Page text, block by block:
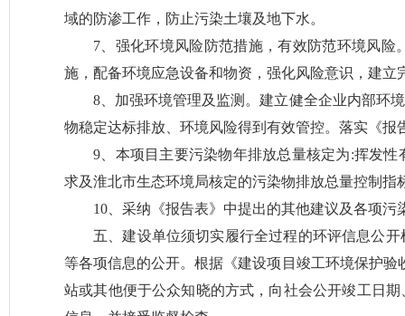
域的防渗工作，防止污染土壤及地下水。
7 、强化环境风险防范措施，有效防范环境风
施，配备环境应急设备和物资，强化风险意识，建
8 、加强环境管理及监测。建立健全企业内部环
物稳定达标排放、环境风险得到有效管控。落实《
9
本项目主要污染物年排放总量核定为:挥发性
求及淮北市生态环境局核定的污染物排放总量控制指
10 、采纳《报告表》中提出的其他建议及各项污
五、建设单位须切实履行全过程的环评信息公
等各项信息的公开。根据《建设项目竣工环境保护验
站或其他便于公众知晓的方式，向社会公开竣工日